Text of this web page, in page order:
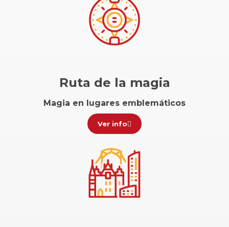
Ruta de la magia
Magia en lugares emblemáticos
Ver info